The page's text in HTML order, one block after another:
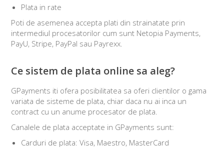
Plata in rate
Poti de asemenea accepta plati din strainatate prin
intermediul procesatorilor cum sunt Netopia Payments,
PayU, Stripe, PayPal sau Payrexx.
Ce sistem de plata online sa aleg?
GPayments iti ofera posibilitatea sa oferi clientilor o gama
variata de sisteme de plata, chiar daca nu ai inca un
contract cu un anume procesator de plata.
Canalele de plata acceptate in GPayments sunt:
Carduri de plata: Visa, Maestro, MasterCard